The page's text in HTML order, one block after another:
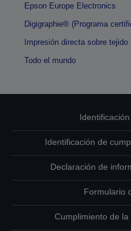
Epson Europe Electronics
Digigraphie® (Programa
Impresión directa sobre tejido
Todo el mundo
Identificación de
Declaración de
Formulario
Cumplimiento de